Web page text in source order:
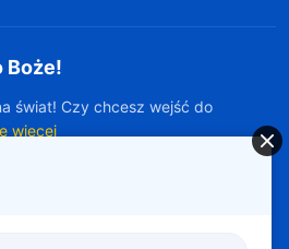
Boże!
świat! Czy chcesz wejść do
więcej